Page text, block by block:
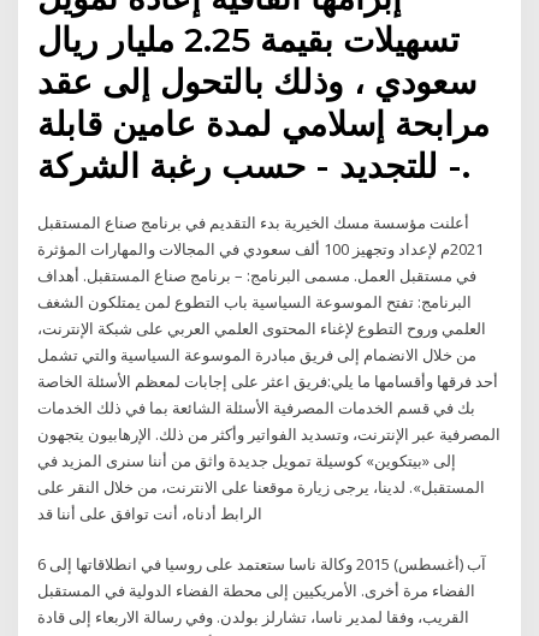
تسهيلات بقيمة 2.25 مليار ريال
سعودي ، وذلك بالتحول إلى عقد
مرابحة إسلامي لمدة عامين قابلة
للتجديد - حسب رغبة الشركة -.
أعلنت مؤسسة مسك الخيرية بدء التقديم في برنامج صناع المستقبل
2021م لإعداد وتجهيز 100 ألف سعودي في المجالات والمهارات المؤثرة
في مستقبل العمل. مسمى البرنامج: – برنامج صناع المستقبل. أهداف
البرنامج: تفتح الموسوعة السياسية باب التطوع لمن يمتلكون الشغف
العلمي وروح التطوع لإغناء المحتوى العلمي العربي على شبكة الإنترنت،
من خلال الانضمام إلى فريق مبادرة الموسوعة السياسية والتي تشمل
أحد فرقها وأقسامها ما يلي:فريق اعثر على إجابات لمعظم الأسئلة الخاصة
بك في قسم الخدمات المصرفية الأسئلة الشائعة بما في ذلك الخدمات
المصرفية عبر الإنترنت، وتسديد الفواتير وأكثر من ذلك. الإرهابيون يتجهون
إلى «بيتكوين» كوسيلة تمويل جديدة واثق من أننا سنرى المزيد في
المستقبل». لدينا، يرجى زيارة موقعنا على الانترنت، من خلال النقر على
الرابط أدناه، أنت توافق على أننا قد
6 آب (أغسطس) 2015 وكالة ناسا ستعتمد على روسيا في انطلاقاتها إلى
الفضاء مرة أخرى. الأمريكيين إلى محطة الفضاء الدولية في المستقبل
القريب، وفقا لمدير ناسا، تشارلز بولدن. وفي رسالة الاربعاء إلى قادة